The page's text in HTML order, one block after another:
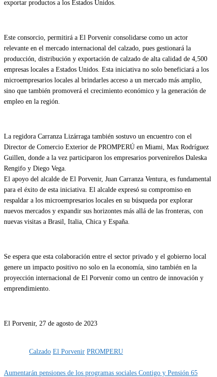
exportar productos a los Estados Unidos.
Este consorcio, permitirá a El Porvenir consolidarse como un actor
relevante en el mercado internacional del calzado, pues gestionará la
producción, distribución y exportación de calzado de alta calidad de 4,500
empresas locales a Estados Unidos. Esta iniciativa no solo beneficiará a los
microempresarios locales al brindarles acceso a un mercado más amplio,
sino que también promoverá el crecimiento económico y la generación de
empleo en la región.
La regidora Carranza Lizárraga también sostuvo un encuentro con el
Director de Comercio Exterior de PROMPERÚ en Miami, Max Rodríguez
Guillen, donde a la vez participaron los empresarios porvenireños Daleska
Rengifo y Diego Vega.
El apoyo del alcalde de El Porvenir, Juan Carranza Ventura, es fundamental
para el éxito de esta iniciativa. El alcalde expresó su compromiso en
respaldar a los microempresarios locales en su búsqueda por explorar
nuevos mercados y expandir sus horizontes más allá de las fronteras, con
nuevas visitas a Brasil, Italia, Chica y España.
Se espera que esta colaboración entre el sector privado y el gobierno local
genere un impacto positivo no solo en la economía, sino también en la
proyección internacional de El Porvenir como un centro de innovación y
emprendimiento.
El Porvenir, 27 de agosto de 2023
Calzado El Porvenir PROMPERU
Aumentarán pensiones de los programas sociales Contigo y Pensión 65